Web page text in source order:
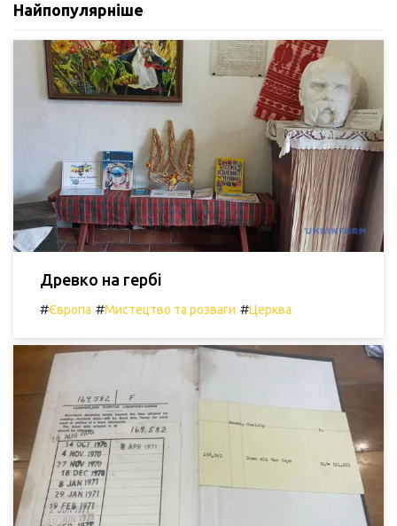
Найпопулярніше
Древко на гербі
#Європа #Мистецтво та розваги #Церква